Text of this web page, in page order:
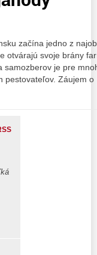
začína jedno z
otvárajú svoje brány
samozberov je pre
pestovateľov. Záujem